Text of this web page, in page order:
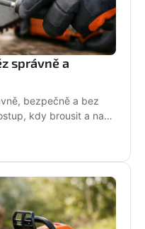
správně a
bezpečně a bez
kdy brousit a na